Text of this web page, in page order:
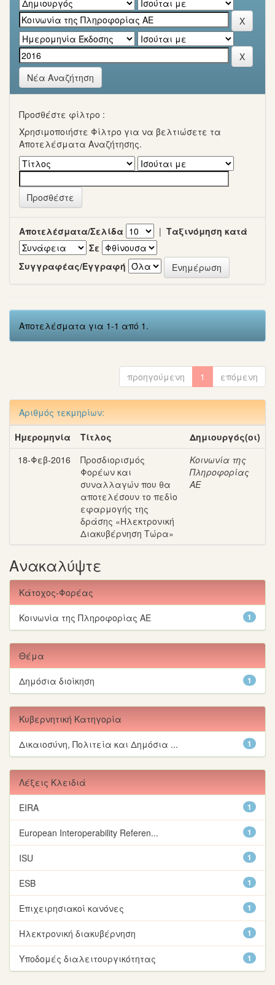
Νέα Αναζήτηση
Προσθέστε φίλτρο :
Χρησιμοποιήστε Φίλτρο για να βελτιώσετε τα
Αποτελέσματα Αναζήτησης.
Αποτελέσματα/Σελίδα | Ταξινόμηση κατά
Σε
Συγγραφέας/Εγγραφή
Αποτελέσματα για 1-1 από 1.
προηγούμενη 1 επόμενη
Αριθμός τεκμηρίων:
Ημερομηνία
Τίτλος
Δημιουργός(οι)
18-Φεβ-2016
Προσδιορισμός
Φορέων και
συναλλαγών που θα
αποτελέσουν το πεδίο
εφαρμογής της
δράσης «Ηλεκτρονική
Διακυβέρνηση Τώρα»
Κοινωνία της
Πληροφορίας
ΑΕ
Ανακαλύψτε
Κάτοχος-Φορέας
1
Κοινωνία της Πληροφορίας ΑΕ
Θέμα
1
Δημόσια διοίκηση
Κυβερνητική Κατηγορία
1
Δικαιοσύνη, Πολιτεία και Δημόσια ...
Λέξεις Κλειδιά
1
EIRA
1
European Interoperability Referen...
1
ISU
1
ΕSΒ
1
Επιχειρησιακοί κανόνες
1
Ηλεκτρονική διακυβέρνηση
1
Υποδομές διαλειτουργικότητας